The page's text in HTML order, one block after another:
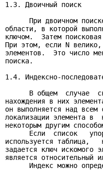
1.3. Двоичный поиск
При двоичном
области, в которой
ключом.  Затем
При этом, если N
элементов.  Это число
поиска.
1.4. Индексно-
В общем  случае
нахождения в них
он выполняется над
локализации элемента
некоторым другим
Если  список
используется таблица,
задается ключ искомого
является относительный
Индекс можно